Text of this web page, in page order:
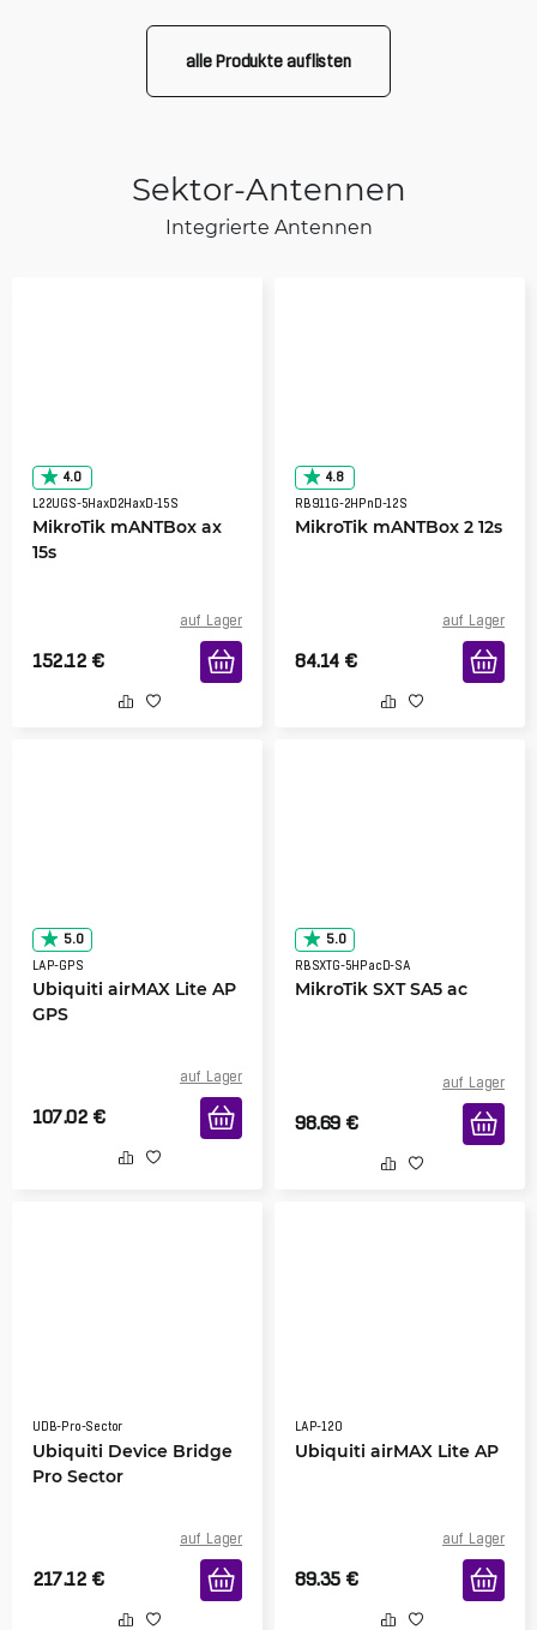
alle Produkte auflisten
Sektor-Antennen
Integrierte Antennen
4.0
L22UGS-5HaxD2HaxD-15S
MikroTik mANTBox ax
15s
auf Lager
152.12 €
4.8
RB911G-2HPnD-12S
MikroTik mANTBox 2 12s
auf Lager
84.14 €
5.0
LAP-GPS
Ubiquiti airMAX Lite AP
GPS
auf Lager
107.02 €
5.0
RBSXTG-5HPacD-SA
MikroTik SXT SA5 ac
auf Lager
98.69 €
UDB-Pro-Sector
Ubiquiti Device Bridge
Pro Sector
auf Lager
217.12 €
LAP-120
Ubiquiti airMAX Lite AP
auf Lager
89.35 €